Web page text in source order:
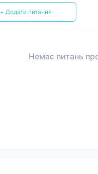
+ Додати питання
Немає питань